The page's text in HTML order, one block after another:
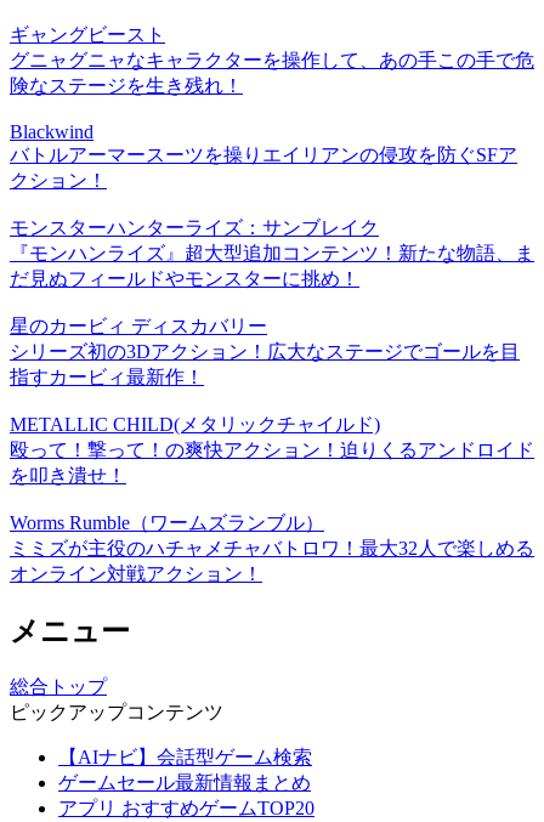
ギャングビースト
グニャグニャなキャラクターを操作して、あの手この手で危
険なステージを生き残れ！
Blackwind
バトルアーマースーツを操りエイリアンの侵攻を防ぐSFア
クション！
モンスターハンターライズ：サンブレイク
『モンハンライズ』超大型追加コンテンツ！新たな物語、ま
だ見ぬフィールドやモンスターに挑め！
星のカービィ ディスカバリー
シリーズ初の3Dアクション！広大なステージでゴールを目
指すカービィ最新作！
METALLIC CHILD(メタリックチャイルド)
殴って！撃って！の爽快アクション！迫りくるアンドロイド
を叩き潰せ！
Worms Rumble（ワームズランブル）
ミミズが主役のハチャメチャバトロワ！最大32人で楽しめる
オンライン対戦アクション！
メニュー
総合トップ
ピックアップコンテンツ
【AIナビ】会話型ゲーム検索
ゲームセール最新情報まとめ
アプリ おすすめゲームTOP20